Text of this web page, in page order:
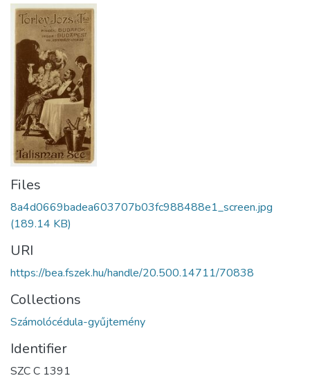
About us
Files
8a4d0669badea603707b03fc988488e1_screen.jpg
(189.14 KB)
URI
https://bea.fszek.hu/handle/20.500.14711/70838
Collections
Számolócédula-gyűjtemény
Identifier
SZC C 1391